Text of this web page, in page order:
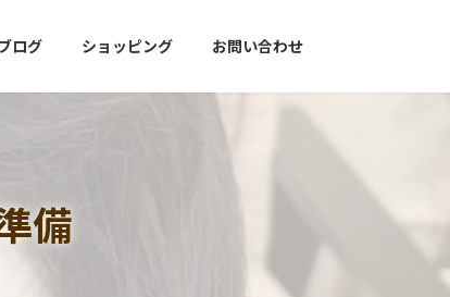
ログ ショッピング お問い合わせ
備